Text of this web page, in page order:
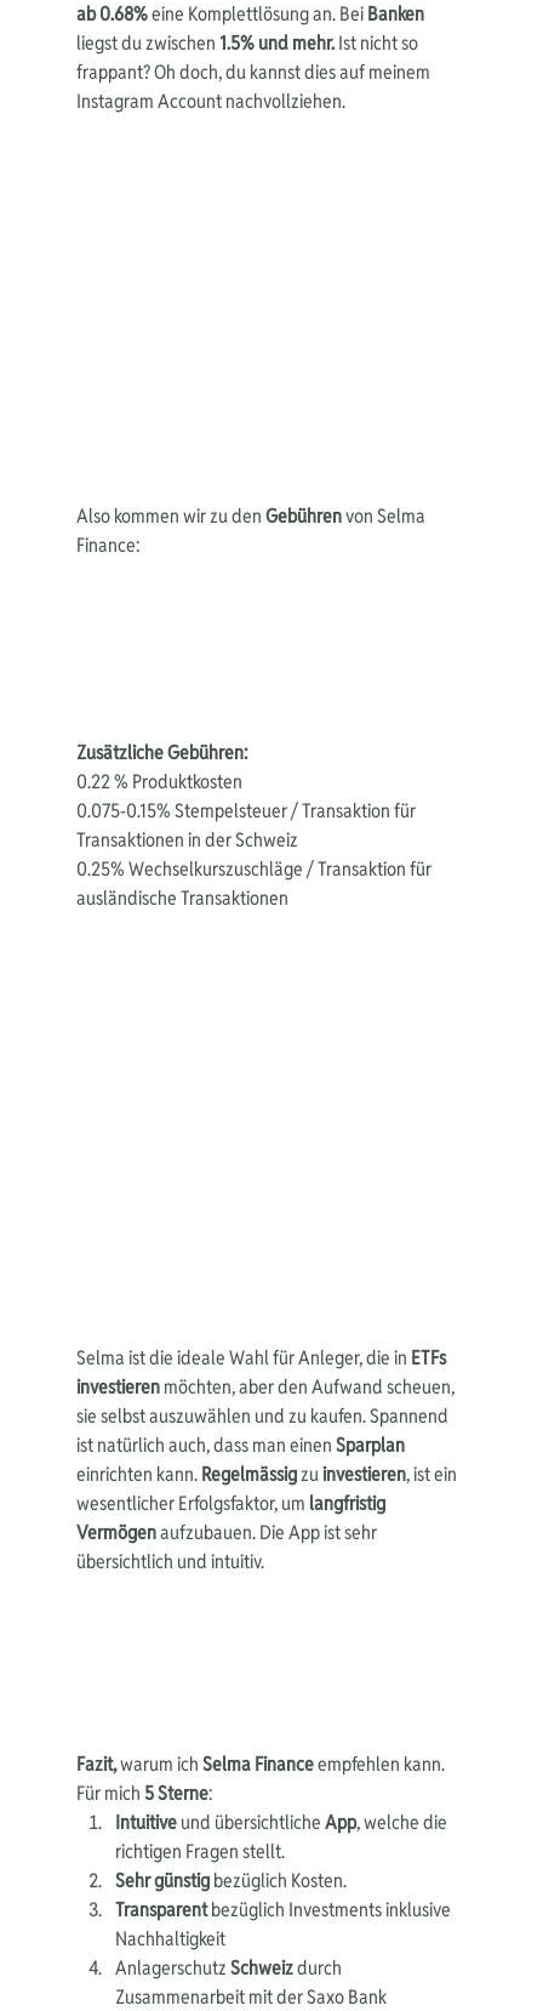
ab 0.68% eine Komplettlösung an. Bei Banken
liegst du zwischen 1.5% und mehr. Ist nicht so
frappant? Oh doch, du kannst dies auf meinem
Instagram Account nachvollziehen.
Also kommen wir zu den Gebühren von Selma
Finance:
Zusätzliche Gebühren:
0.22 % Produktkosten
0.075-0.15% Stempelsteuer / Transaktion für
Transaktionen in der Schweiz
0.25% Wechselkurszuschläge / Transaktion für
ausländische Transaktionen
Selma ist die ideale Wahl für Anleger, die in ETFs
investieren möchten, aber den Aufwand scheuen,
sie selbst auszuwählen und zu kaufen. Spannend
ist natürlich auch, dass man einen Sparplan
einrichten kann. Regelmässig zu investieren, ist ein
wesentlicher Erfolgsfaktor, um langfristig
Vermögen aufzubauen. Die App ist sehr
übersichtlich und intuitiv.
Fazit, warum ich Selma Finance empfehlen kann.
Für mich 5 Sterne:
Intuitive und übersichtliche App, welche die
richtigen Fragen stellt.
Sehr günstig bezüglich Kosten.
Transparent bezüglich Investments inklusive
Nachhaltigkeit
Anlagerschutz Schweiz durch
Zusammenarbeit mit der Saxo Bank